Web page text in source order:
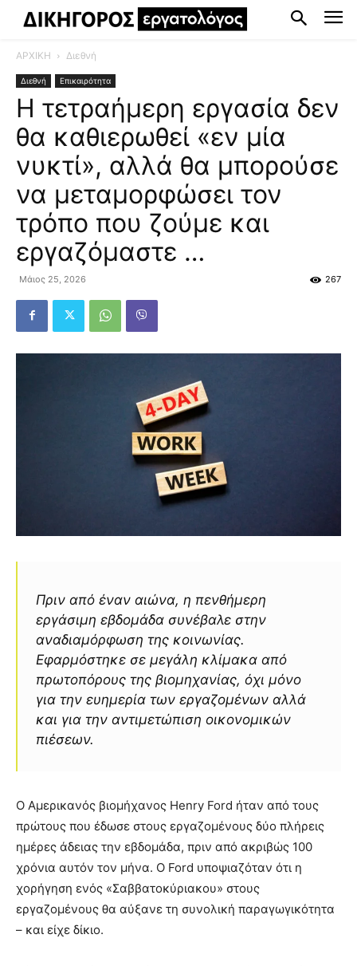
ΑΡΧΙΚΗ Διεθνή
Διεθνή Επικαιρότητα
Η τετραήμερη εργασία δεν
θα καθιερωθεί «εν μία
νυκτί», αλλά θα μπορούσε
να μεταμορφώσει τον
τρόπο που ζούμε και
εργαζόμαστε …
Μάιος 25, 2026 267
Πριν από έναν αιώνα, η πενθήμερη
εργάσιμη εβδομάδα συνέβαλε στην
αναδιαμόρφωση της κοινωνίας.
Εφαρμόστηκε σε μεγάλη κλίμακα από
πρωτοπόρους της βιομηχανίας, όχι μόνο
για την ευημερία των εργαζομένων αλλά
και για την αντιμετώπιση οικονομικών
πιέσεων.
Ο Αμερικανός βιομήχανος Henry Ford ήταν από τους
πρώτους που έδωσε στους εργαζομένους δύο πλήρεις
ημέρες άδειας την εβδομάδα, πριν από ακριβώς 100
χρόνια αυτόν τον μήνα. Ο Ford υποψιαζόταν ότι η
χορήγηση ενός «Σαββατοκύριακου» στους
εργαζομένους θα αύξανε τη συνολική παραγωγικότητα
– και είχε δίκιο.